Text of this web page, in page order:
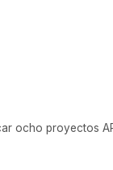
ocho proyectos